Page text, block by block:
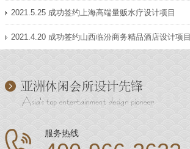
2021.5.25 成功签约上海高端量贩水疗设计项目
2021.4.20 成功签约山西临汾商务精品酒店设计项目
服务热线